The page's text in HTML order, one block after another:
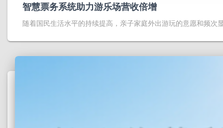
智慧票务系统助力游乐场营收倍增
随着国民生活水平的持续提高，亲子家庭外出游玩的意愿和频次